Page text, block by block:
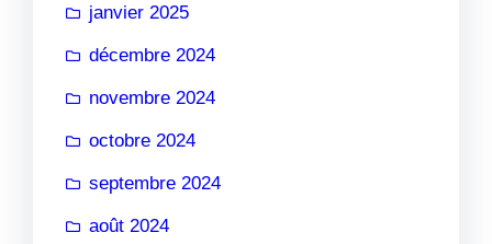
janvier 2025
décembre 2024
novembre 2024
octobre 2024
septembre 2024
août 2024